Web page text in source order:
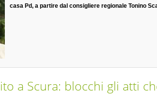
casa Pd, a partire dal consigliere regionale Tonino
a Scura: blocchi gli atti